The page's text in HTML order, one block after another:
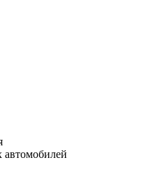
автомобилей